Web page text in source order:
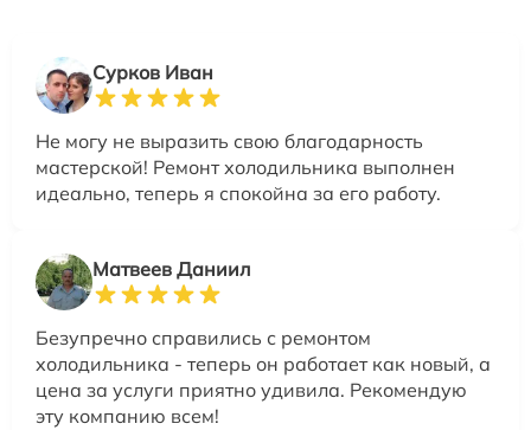
Сурков Иван
Не могу не выразить свою благодарность
мастерской! Ремонт холодильника выполнен
идеально, теперь я спокойна за его работу.
Матвеев Даниил
Безупречно справились с ремонтом
холодильника - теперь он работает как новый, а
цена за услуги приятно удивила. Рекомендую
эту компанию всем!